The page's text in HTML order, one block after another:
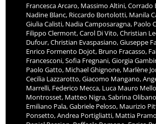
Francesca Arcaro, Massimo Altini, Corrado
Nadine Blanc, Riccardo Bortolotti, Manila
Giulia Calisti, Nadia Camposaragna, Paolo
Filippo Clermont, Carol Di Vito, Christian
Dufour, Christian Evaspasiano, Giuseppe
Enrico Formento Dojot, Bruno Fracasso,
Francesconi, Sofia Fregnani, Giorgia
Paolo Gatto, Michael Ghignone, Marlène
Cecilia Lazzarotto, Giacomo Mangano,
Marrelli, Federico Mecca, Luca Mauro
Montrosset, Matteo Nigra, Sabrina
Emiliano Pala, Gabriele Peloso, Maurizio
Ponsetto, Andrea Portigliatti, Mattia